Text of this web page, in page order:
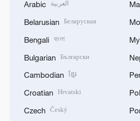
Arabic العربية
Belarusian Беларуская
Bengali বাংলা
Bulgarian Български
Cambodian ខ្មែរ
Croatian Hrvatski
Czech Český